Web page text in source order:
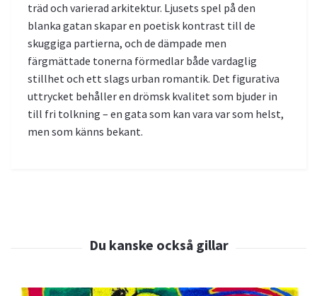
träd och varierad arkitektur. Ljusets spel på den
blanka gatan skapar en poetisk kontrast till de
skuggiga partierna, och de dämpade men
färgmättade tonerna förmedlar både vardaglig
stillhet och ett slags urban romantik. Det figurativa
uttrycket behåller en drömsk kvalitet som bjuder in
till fri tolkning – en gata som kan vara var som helst,
men som känns bekant.